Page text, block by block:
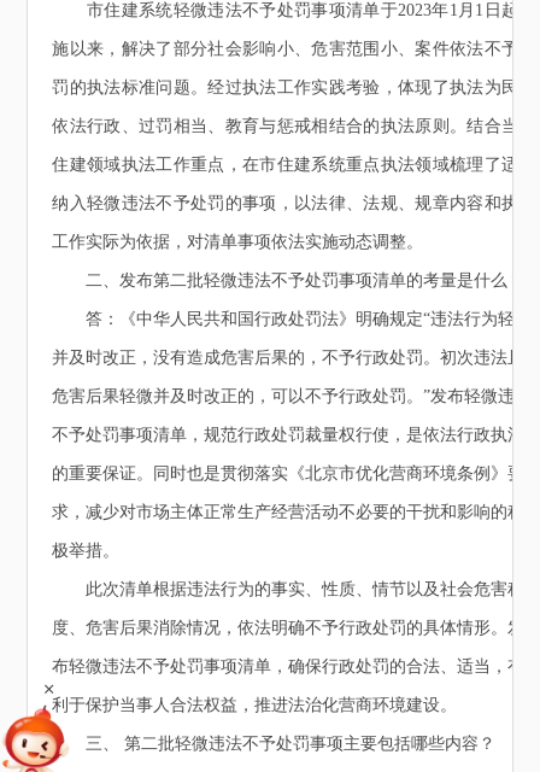
市住建系统轻微违法不予处罚事项清单于2023年1月1日起实
施以来，解决了部分社会影响小、危害范围小、案件依法不予处
罚的执法标准问题。经过执法工作实践考验，体现了执法为民、
依法行政、过罚相当、教育与惩戒相结合的执法原则。结合当前
住建领域执法工作重点，在市住建系统重点执法领域梳理了适合
纳入轻微违法不予处罚的事项，以法律、法规、规章内容和执法
工作实际为依据，对清单事项依法实施动态调整。
二、发布第二批轻微违法不予处罚事项清单的考量是什么？
答：《中华人民共和国行政处罚法》明确规定“违法行为轻微
并及时改正，没有造成危害后果的，不予行政处罚。初次违法且
危害后果轻微并及时改正的，可以不予行政处罚。”发布轻微违法
不予处罚事项清单，规范行政处罚裁量权行使，是依法行政执法
的重要保证。同时也是贯彻落实《北京市优化营商环境条例》要
求，减少对市场主体正常生产经营活动不必要的干扰和影响的积
极举措。
此次清单根据违法行为的事实、性质、情节以及社会危害程
度、危害后果消除情况，依法明确不予行政处罚的具体情形。发
布轻微违法不予处罚事项清单，确保行政处罚的合法、适当，有
利于保护当事人合法权益，推进法治化营商环境建设。
三、 第二批轻微违法不予处罚事项主要包括哪些内容？
+